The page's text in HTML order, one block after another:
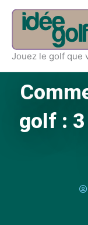
Aller
contenu
Jouez le golf que
golf :